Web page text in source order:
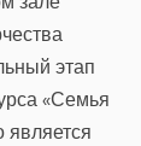
этап
«Семья
является